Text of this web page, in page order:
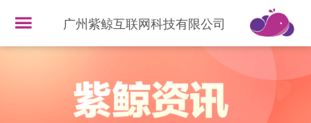
广州紫鲸互联网科技有限公司